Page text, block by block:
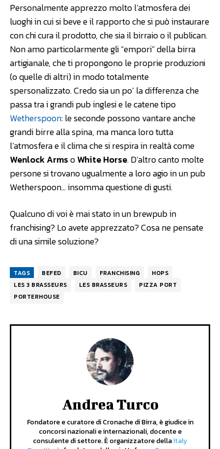
Personalmente apprezzo molto l’atmosfera dei
luoghi in cui si beve e il rapporto che si può instaurare
con chi cura il prodotto, che sia il birraio o il publican.
Non amo particolarmente gli “empori” della birra
artigianale, che ti propongono le proprie produzioni
(o quelle di altri) in modo totalmente
spersonalizzato. Credo sia un po’ la differenza che
passa tra i grandi pub inglesi e le catene tipo
Wetherspoon: le seconde possono vantare anche
grandi birre alla spina, ma manca loro tutta
l’atmosfera e il clima che si respira in realtà come
Wenlock ArmsoWhite Horse. D’altro canto molte
persone si trovano ugualmente a loro agio in un pub
Wetherspoon… insomma questione di gusti.
Qualcuno di voi è mai stato in un brewpub in
franchising? Lo avete apprezzato? Cosa ne pensate
di una simile soluzione?
TAGS BEFED BICU FRANCHISING
HOPS
LES 3 BRASSEURS
LES BRASSEURS
PIZZA PORT
PORTERHOUSE
Andrea Turco
Fondatore e curatore di Cronache di Birra, è giudice in
concorsi nazionali e internazionali, docente e
consulente di settore. È organizzatore dellaItaly